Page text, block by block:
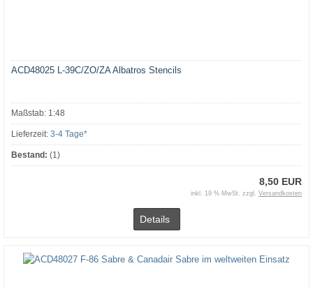
ACD48025 L-39C/ZO/ZA Albatros Stencils
Maßstab: 1:48
Lieferzeit: 3-4 Tage*
Bestand: (1)
8,50 EUR
inkl. 19 % MwSt. zzgl. Versandkosten
Details